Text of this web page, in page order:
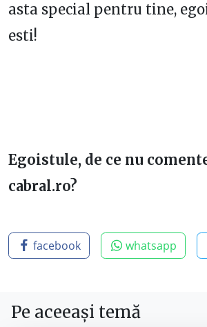
asta special pentru tine,
esti!
Egoistule, de ce nu
cabral.ro?
facebook whatsapp
Pe aceeași temă